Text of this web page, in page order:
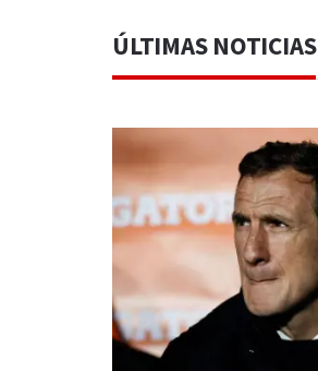
ÚLTIMAS NOTICIAS